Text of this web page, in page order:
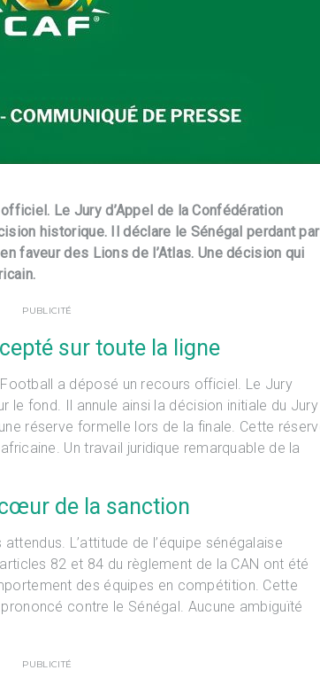
Le Jury d’Appel de la Confédération
historique. Il déclare le Sénégal perdant par
faveur des Lions de l’Atlas. Une décision qui
PUBLICITÉ
sur toute la ligne
a déposé un recours officiel. Le Jury
le fond. Il annule ainsi la décision initiale du Jury
réserve formelle lors de la finale. Cette
Un travail juridique remarquable de la
de la sanction
L’attitude de l’équipe sénégalaise
82 et 84 du règlement de la CAN ont été
des équipes en compétition. Cette
contre le Sénégal. Aucune ambiguïté
PUBLICITÉ